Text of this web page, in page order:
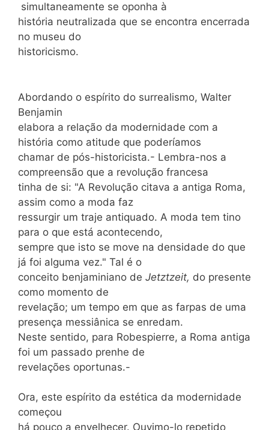
simultaneamente se oponha à
história neutralizada que se encontra encerrada
no museu do
historicismo.
Abordando o espírito do surrealismo, Walter
Benjamin
elabora a relação da modernidade com a
história como atitude que poderíamos
chamar de pós-historicista.- Lembra-nos a
compreensão que a revolução francesa
tinha de si: "A Revolução citava a antiga Roma,
assim como a moda faz
ressurgir um traje antiquado. A moda tem tino
para o que está acontecendo,
sempre que isto se move na densidade do que
já foi alguma vez." Tal é o
conceito benjaminiano de Jetztzeit, do presente
como momento de
revelação; um tempo em que as farpas de uma
presença messiânica se enredam.
Neste sentido, para Robespierre, a Roma antiga
foi um passado prenhe de
revelações oportunas.-
Ora, este espírito da estética da modernidade
começou
há pouco a envelhecer. Ouvimo-lo repetido